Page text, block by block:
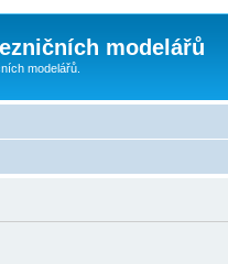
modelářů
modelářů.